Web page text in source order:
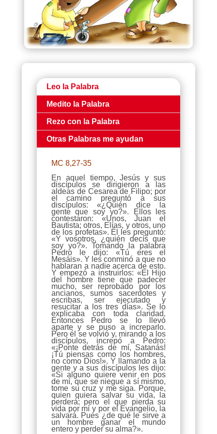
Leo la Palabra
Medito la Palabra
Rezo con la Palabra
Otras Palabras me ayudan
MC 8,27-35
En aquel tiempo, Jesús y sus
discípulos se dirigieron a las
aldeas de Cesarea de Filipo; por
el camino preguntó a sus
discípulos: «¿Quién dice la
gente que soy yo?». Ellos les
contestaron: «Unos, Juan el
Bautista; otros, Elías, y otros, uno
de los profetas». Él les preguntó:
«Y vosotros, ¿quién decís que
soy yo?». Tomando la palabra
Pedro le dijo: «Tú eres el
Mesáis». Y les conminó a que no
hablaran a nadie acerca de esto.
Y empezó a instruirlos: «El Hijo
del hombre tiene que padecer
mucho, ser reprobado por los
ancianos, sumos sacerdotes y
escribas, ser ejecutado y
resucitar a los tres días». Se lo
explicaba con toda claridad.
Entonces Pedro se lo llevó
aparte y se puso a increparlo.
Pero él se volvió y, mirando a los
discípulos, increpó a Pedro:
«¡Ponte detrás de mí, Satanás!
¡Tú piensas como los hombres,
no como Dios!». Y llamando a la
gente y a sus discípulos les dijo:
«Si alguno quiere venir en pos
de mí, que se niegue a sí mismo,
tome su cruz y me siga. Porque,
quien quiera salvar su vida, la
perderá; pero el que pierda su
vida por mí y por el Evangelio, la
salvará. Pues ¿de qué le sirve a
un hombre ganar el mundo
entero y perder su alma?».